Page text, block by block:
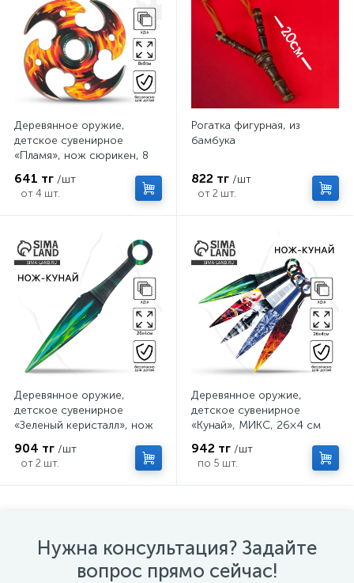
Деревянное оружие,
детское сувенирное
«Пламя», нож сюрикен, 8
641 тг /шт
от 4 шт.
Рогатка фигурная, из
бамбука
822 тг /шт
от 2 шт.
Деревянное оружие,
детское сувенирное
«Зеленый керисталл», нож
904 тг /шт
от 2 шт.
Деревянное оружие,
детское сувенирное
«Кунай», МИКС, 26×4 см
942 тг /шт
по 5 шт.
Нужна консультация? Задайте
вопрос прямо сейчас!